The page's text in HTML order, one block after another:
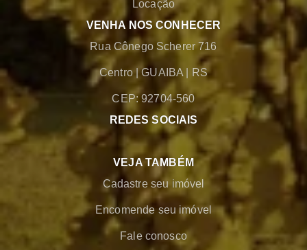
Locação
VENHA NOS CONHECER
Rua Cônego Scherer 716
Centro |GUAIBA RS
CEP: 92704-560
REDES SOCIAIS
VEJA TAMBÉM
Cadastre seu imóvel
Encomende seu imóvel
Fale conosco